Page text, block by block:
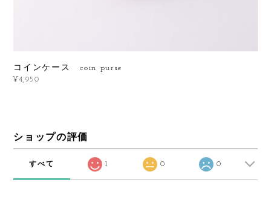
コインケース coin purse
¥4,950
ショップの評価
すべて 1 0 0